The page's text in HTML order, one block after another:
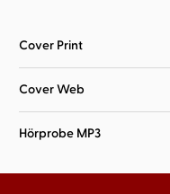
Cover Print
Cover Web
Hörprobe MP3